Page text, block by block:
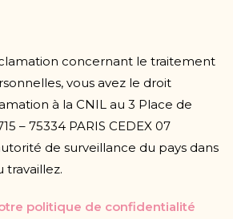
concernant le traitement
vous avez le droit
à la CNIL au 3 Place de
– 75334 PARIS CEDEX 07
de surveillance du pays dans
travaillez.
politique de confidentialité